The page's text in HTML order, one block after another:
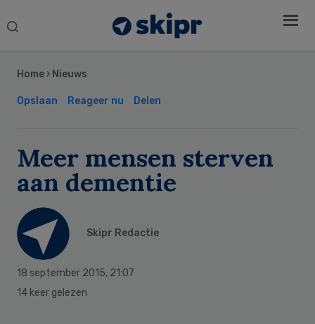
Search
Home › Nieuws
Opslaan Reageer nu Delen
Meer mensen sterven
aan dementie
Skipr Redactie
18 september 2015, 21:07
14 keer gelezen
Sidebar